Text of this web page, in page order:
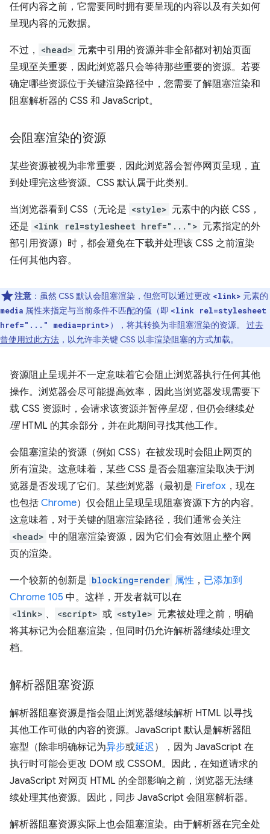
任何内容之前，它需要同时拥有要呈现的内容以及有关如何
呈现内容的元数据。
不过， <head> 元素中引用的资源并非全部都对初始页面
呈现至关重要，因此浏览器只会等待那些重要的资源。若要
确定哪些资源位于关键渲染路径中，您需要了解阻塞渲染和
阻塞解析器的 CSS 和 JavaScript。
会阻塞渲染的资源
某些资源被视为非常重要，因此浏览器会暂停网页呈现，直
到处理完这些资源。CSS 默认属于此类别。
当浏览器看到 CSS（无论是 <style> 元素中的内嵌 CSS，
还是 <link rel=stylesheet href="..."> 元素指定的外
部引用资源）时，都会避免在下载并处理该 CSS 之前渲染
任何其他内容。
注意 ：虽然 CSS 默认会阻塞渲染，但您可以通过更改 <link> 元素的
media 属性来指定与当前条件不匹配的值（即 <link rel=stylesheet
href="..." media=print>），将其转换为非阻塞渲染的资源。 过去
曾使用过此方法 ，以允许非关键 CSS 以非渲染阻塞的方式加载。
资源阻止呈现并不一定意味着它会阻止浏览器执行任何其他
操作。浏览器会尽可能提高效率，因此当浏览器发现需要下
载 CSS 资源时，会请求该资源并暂停呈现，但仍会继续处
理HTML 的其余部分，并在此期间寻找其他工作。
会阻塞渲染的资源（例如 CSS）在被发现时会阻止网页的
所有渲染。这意味着，某些 CSS 是否会阻塞渲染取决于浏
览器是否发现了它们。某些浏览器（最初是 Firefox ，现在
也包括 Chrome）仅会阻止呈现呈现阻塞资源下方的内容。
这意味着，对于关键的阻塞渲染路径，我们通常会关注
<head> 中的阻塞渲染资源，因为它们会有效阻止整个网
页的渲染。
一个较新的创新是 blocking=render 属性 ， 已添加到
Chrome 105 中。这样，开发者就可以在
<link> 、 <script> 或 <style> 元素被处理之前，明确
将其标记为会阻塞渲染，但同时仍允许解析器继续处理文
档。
解析器阻塞资源
解析器阻塞资源是指会阻止浏览器继续解析 HTML 以寻找
其他工作可做的内容的资源。JavaScript 默认是解析器阻
塞型（除非明确标记为异步或延迟），因为 JavaScript 在
执行时可能会更改 DOM 或 CSSOM。因此，在知道请求的
JavaScript 对网页 HTML 的全部影响之前，浏览器无法继
续处理其他资源。因此，同步 JavaScript 会阻塞解析器。
解析器阻塞资源实际上也会阻塞渲染。由于解析器在完全处